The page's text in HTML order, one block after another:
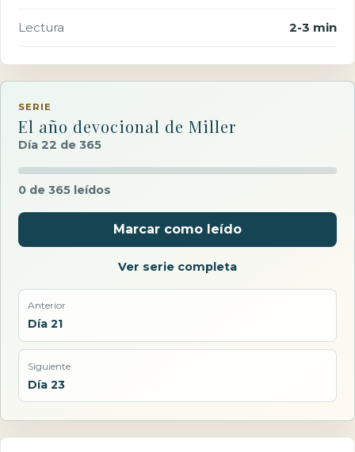
Lectura 2-3 min
SERIE
El año devocional de Miller
Día 22 de 365
0 de 365 leídos
Marcar como leído
Ver serie completa
Anterior
Día 21
Siguiente
Día 23